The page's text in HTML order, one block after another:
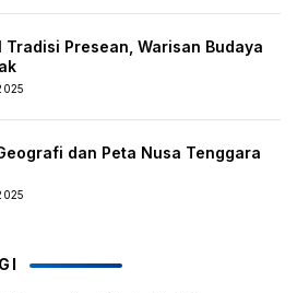
Tradisi Presean, Warisan Budaya
dan Peta Nusa Tenggara